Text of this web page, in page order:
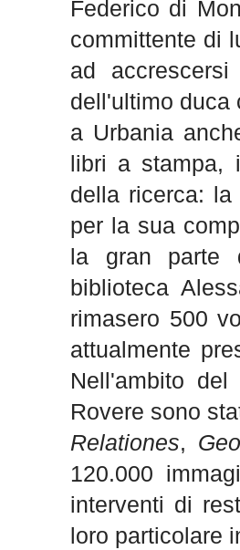
Federico di
committente di
ad
dell'ultimo duca
a Urbania
libri a stampa,
della ricerca:
per la sua
la gran parte
biblioteca
rimasero 500
attualmente
Nell'ambito
Rovere sono
Relationes,
120.000
interventi di
loro particolare